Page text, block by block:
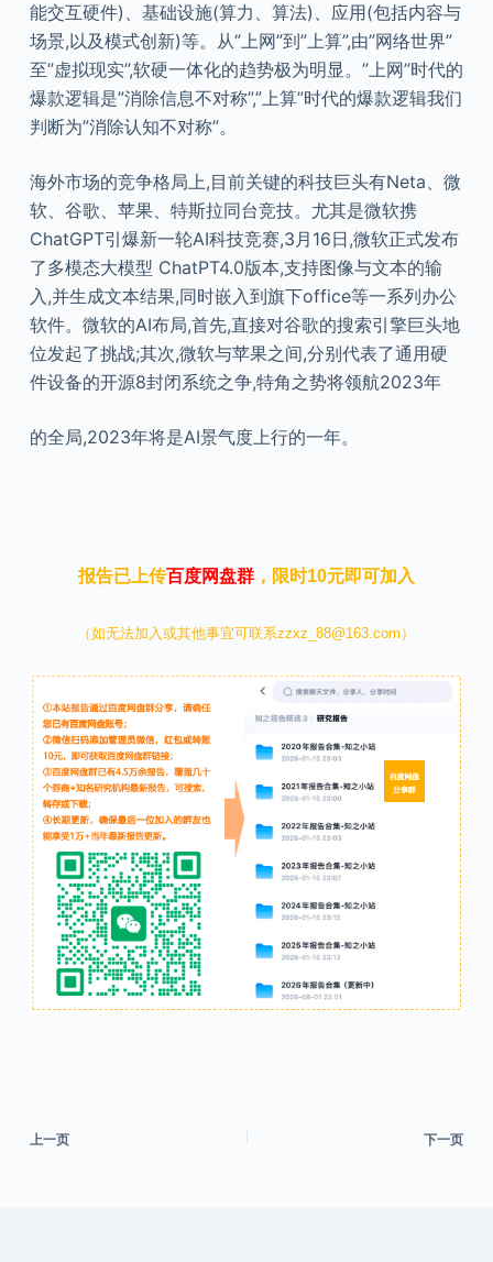
能交互硬件)、基础设施(算力、算法)、应用(包括内容与
场景,以及模式创新)等。从”上网”到”上算”,由”网络世界”
至”虚拟现实”,软硬一体化的趋势极为明显。”上网”时代的
爆款逻辑是”消除信息不对称”,”上算”时代的爆款逻辑我们
判断为”消除认知不对称”。
海外市场的竞争格局上,目前关键的科技巨头有Neta、微
软、谷歌、苹果、特斯拉同台竞技。尤其是微软携
ChatGPT引爆新一轮AI科技竞赛,3月16日,微软正式发布
了多模态大模型 ChatPT4.0版本,支持图像与文本的输
入,并生成文本结果,同时嵌入到旗下office等一系列办公
软件。微软的AI布局,首先,直接对谷歌的搜索引擎巨头地
位发起了挑战;其次,微软与苹果之间,分别代表了通用硬
件设备的开源8封闭系统之争,特角之势将领航2023年
的全局,2023年将是AI景气度上行的一年。
报告已上传百度网盘群，限时10元即可加入
（如无法加入或其他事宜可联系zzxz_88@163.com）
上一页 下一页